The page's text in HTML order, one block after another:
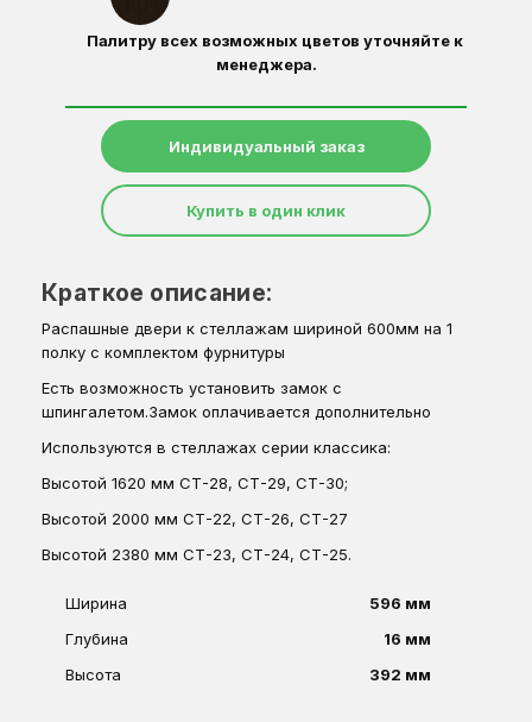
Палитру всех возможных цветов уточняйте к
менеджера.
Индивидуальный заказ
Купить в один клик
Краткое описание:
Распашные двери к стеллажам шириной 600мм на 1
полку с комплектом фурнитуры
Есть возможность установить замок с
шпингалетом.Замок оплачивается дополнительно
Используются в стеллажах серии классика:
Высотой 1620 мм СТ-28, СТ-29, СТ-30;
Высотой 2000 мм СТ-22, СТ-26, СТ-27
Высотой 2380 мм СТ-23, СТ-24, СТ-25.
Ширина
596 мм
Глубина
16 мм
Высота
392 мм